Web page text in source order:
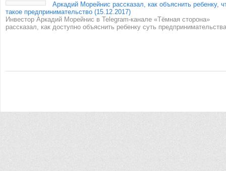
Аркадий Морейнис рассказал, как объяснить ребенку,
такое предпринимательство (15.12.2017)
Инвестор Аркадий Морейнис в Telegram-канале «Тёмная сторона»
рассказал, как доступно объяснить ребенку суть